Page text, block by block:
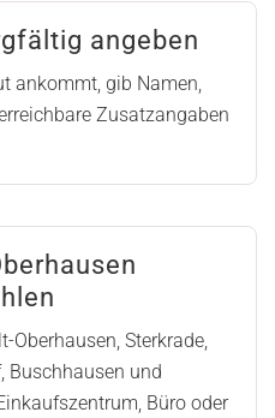
angeben
ankommt, gib Namen,
Zusatzangaben
Oberhausen, Sterkrade,
Buschhausen und
Büro oder